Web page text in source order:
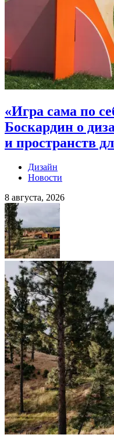
«Игра сама по
Боскардин о
и пространств
Дизайн
Новости
8 августа, 2026